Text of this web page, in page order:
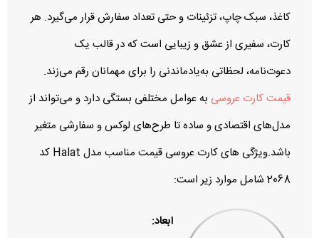
کاغذ، سبک چاپ، تزئینات و حتی تعداد سفارش قرار می‌گیرد. هر
کارت، سفیری از عشق و زیبایی است که در قالب یک
دعوت‌نامه، لحظاتی به‌یادماندنی را برای مهمانان رقم می‌زند.
قیمت کارت عروسی به عوامل مختلفی بستگی دارد و می‌تواند از
مدل‌های اقتصادی و ساده تا طرح‌های لوکس و سفارشی متغیر
باشد.ویژگی های کارت عروسی قیمت مناسب مدل Halat کد
2068 شامل موارد زیر است:
ابعاد: